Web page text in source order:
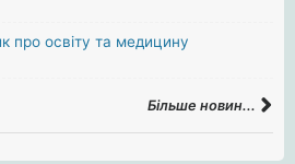
про освіту та медицину
Більше новин...